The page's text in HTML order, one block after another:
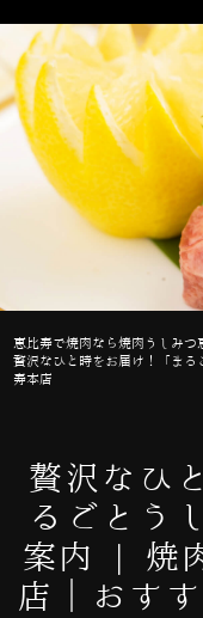
恵比寿で焼肉なら焼肉うしみつ
贅沢なひと時をお届け！「ま
寿本店
贅沢なひ
るごとう
案内 | 焼
店｜おす